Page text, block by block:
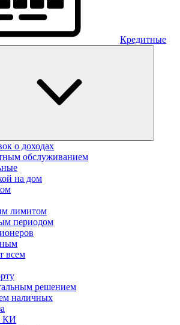
Кредитные
о доходах
обслуживанием
на дом
лимитом
периодом
всем
решением
наличных
КИ